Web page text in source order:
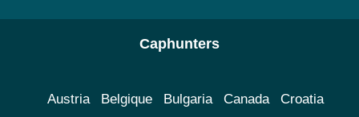
Caphunters
Austria Belgique Bulgaria Canada Croatia